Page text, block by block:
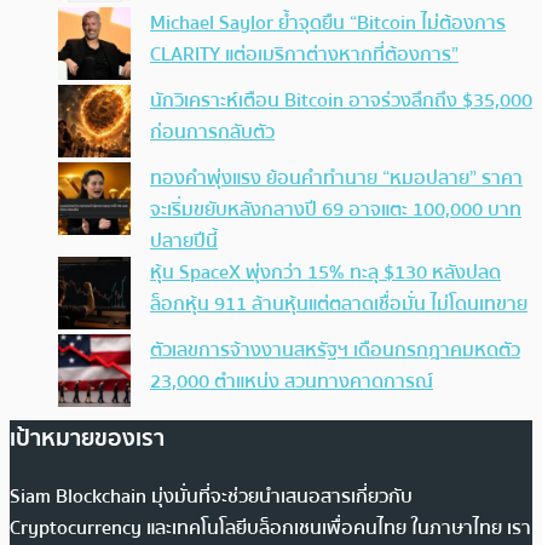
Michael Saylor ย้ำจุดยืน “Bitcoin ไม่ต้องการ
CLARITY แต่อเมริกาต่างหากที่ต้องการ”
นักวิเคราะห์เตือน Bitcoin อาจร่วงลึกถึง $35,000
ก่อนการกลับตัว
ทองคำพุ่งแรง ย้อนคำทำนาย “หมอปลาย” ราคา
จะเริ่มขยับหลังกลางปี 69 อาจแตะ 100,000 บาท
ปลายปีนี้
หุ้น SpaceX พุ่งกว่า 15% ทะลุ $130 หลังปลด
ล็อกหุ้น 911 ล้านหุ้นแต่ตลาดเชื่อมั่น ไม่โดนเทขาย
ตัวเลขการจ้างงานสหรัฐฯ เดือนกรกฎาคมหดตัว
23,000 ตำแหน่ง สวนทางคาดการณ์
เป้าหมายของเรา
Siam Blockchain มุ่งมั่นที่จะช่วยนำเสนอสารเกี่ยวกับ
Cryptocurrency และเทคโนโลยีบล็อกเชนเพื่อคนไทย ในภาษาไทย เรา